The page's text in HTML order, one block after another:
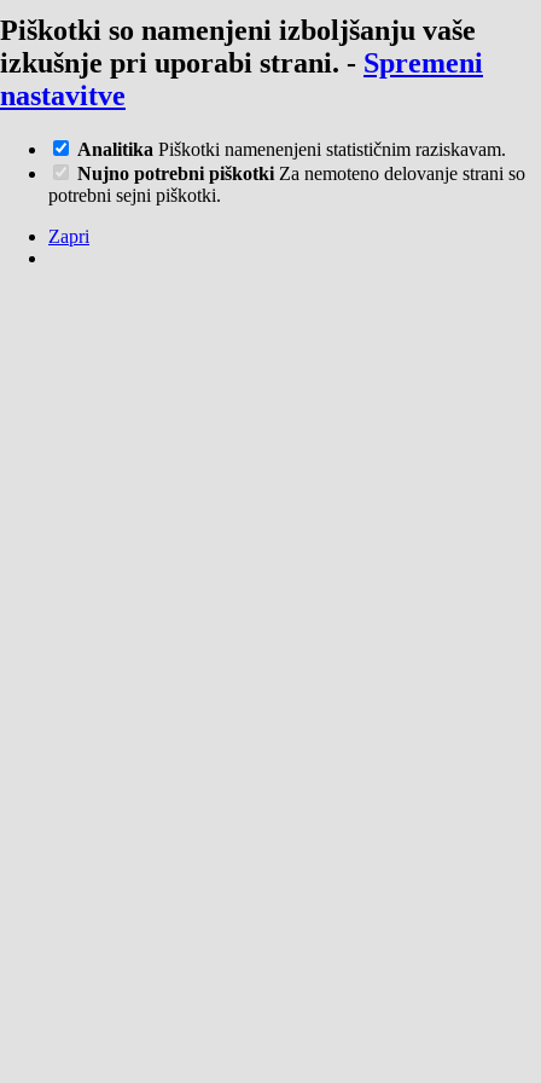
Piškotki so namenjeni izboljšanju vaše
izkušnje pri uporabi strani. - Spremeni
nastavitve
Analitika Piškotki namenenjeni statističnim raziskavam.
Nujno potrebni piškotki Za nemoteno delovanje strani so
potrebni sejni piškotki.
Zapri